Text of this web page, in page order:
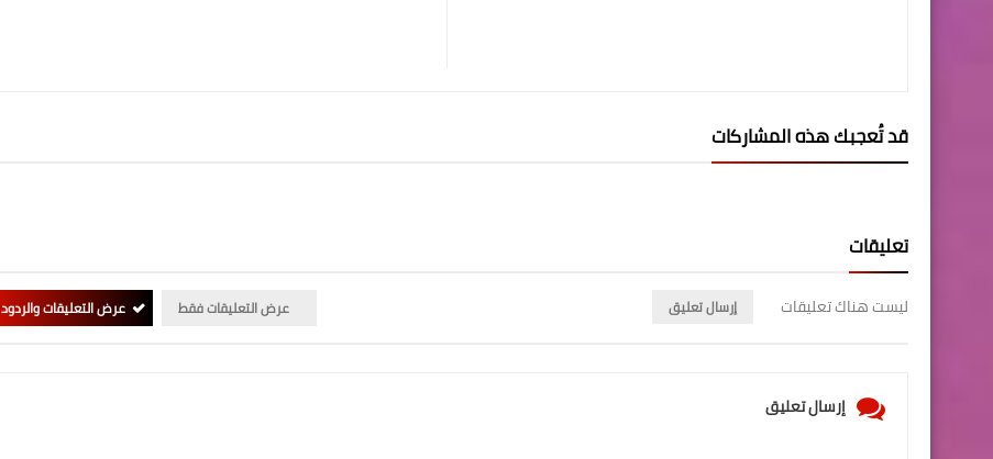
قد تُعجبك هذه المشاركات
تعليقات
ليست هناك تعليقات إرسال تعليق عرض التعليقات فقط عرض التعليقات والردود
إرسال تعليق